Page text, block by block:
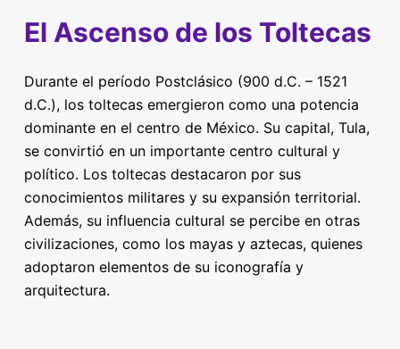
El Ascenso de los Toltecas
Durante el período Postclásico (900 d.C. – 1521
d.C.), los toltecas emergieron como una potencia
dominante en el centro de México. Su capital, Tula,
se convirtió en un importante centro cultural y
político. Los toltecas destacaron por sus
conocimientos militares y su expansión territorial.
Además, su influencia cultural se percibe en otras
civilizaciones, como los mayas y aztecas, quienes
adoptaron elementos de su iconografía y
arquitectura.